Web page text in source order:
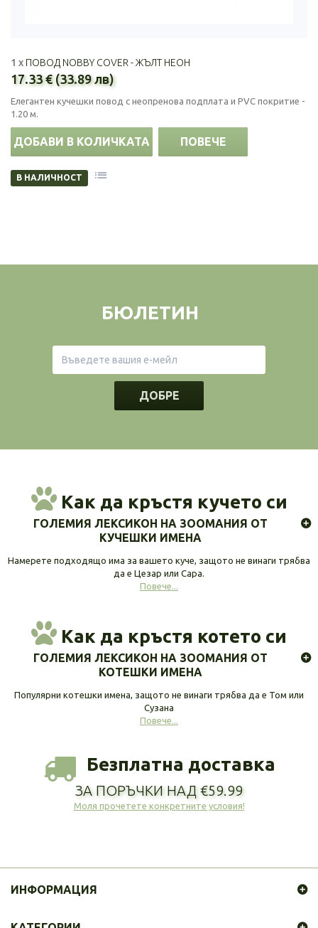
1 x ПОВОД NOBBY COVER - ЖЪЛТ НЕОН
17.33 € (33.89 лв)
Елегантен кучешки повод с неопренова подплата и PVC покритие -
1.20 м.
ДОБАВИ В КОЛИЧКАТА ПОВЕЧЕ
В НАЛИЧНОСТ
БЮЛЕТИН
ДОБРЕ
Как да кръстя кучето си
ГОЛЕМИЯ ЛЕКСИКОН НА ЗООМАНИЯ ОТ
КУЧЕШКИ ИМЕНА
Намерете подходящо има за вашето куче, защото не винаги трябва
да е Цезар или Сара.
Повече...
Как да кръстя котето си
ГОЛЕМИЯ ЛЕКСИКОН НА ЗООМАНИЯ ОТ
КОТЕШКИ ИМЕНА
Популярни котешки имена, защото не винаги трябва да е Том или
Сузана
Повече...
Безплатна доставка
ЗА ПОРЪЧКИ НАД €59.99
Моля прочетете конкретните условия!
ИНФОРМАЦИЯ